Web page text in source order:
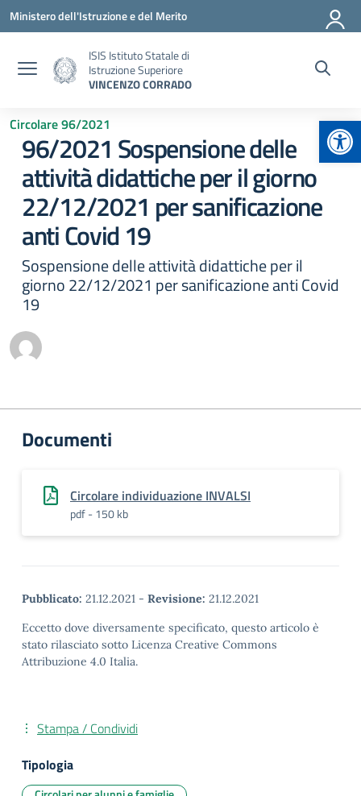
Vai ai contenuti
Vai al menu di navigazione
Vai al footer
Ministero dell'Istruzione e del Merito
ISIS Istituto Statale di
Istruzione Superiore
VINCENZO CORRADO
Circolare 96/2021
96/2021 Sospensione delle
attività didattiche per il giorno
22/12/2021 per sanificazione
anti Covid 19
Sospensione delle attività didattiche per il
giorno 22/12/2021 per sanificazione anti Covid
19
Documenti
Circolare individuazione INVALSI
pdf - 150 kb
Pubblicato: 21.12.2021 - Revisione: 21.12.2021
Eccetto dove diversamente specificato, questo articolo è
stato rilasciato sotto Licenza Creative Commons
Attribuzione 4.0 Italia.
Stampa / Condividi
Tipologia